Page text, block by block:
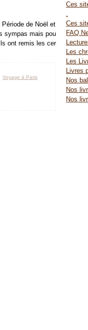
de Noël et
sympas mais pou
ont remis les cer
Voyage à Paris
Ces
.
Ces
FAQ
Les
Les
Livres
Nos
Nos
Nos